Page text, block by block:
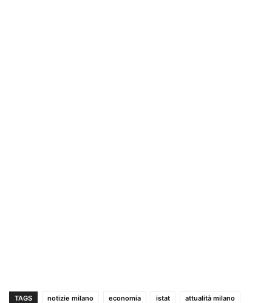
TAGS notizie milano economia istat
attualità milano